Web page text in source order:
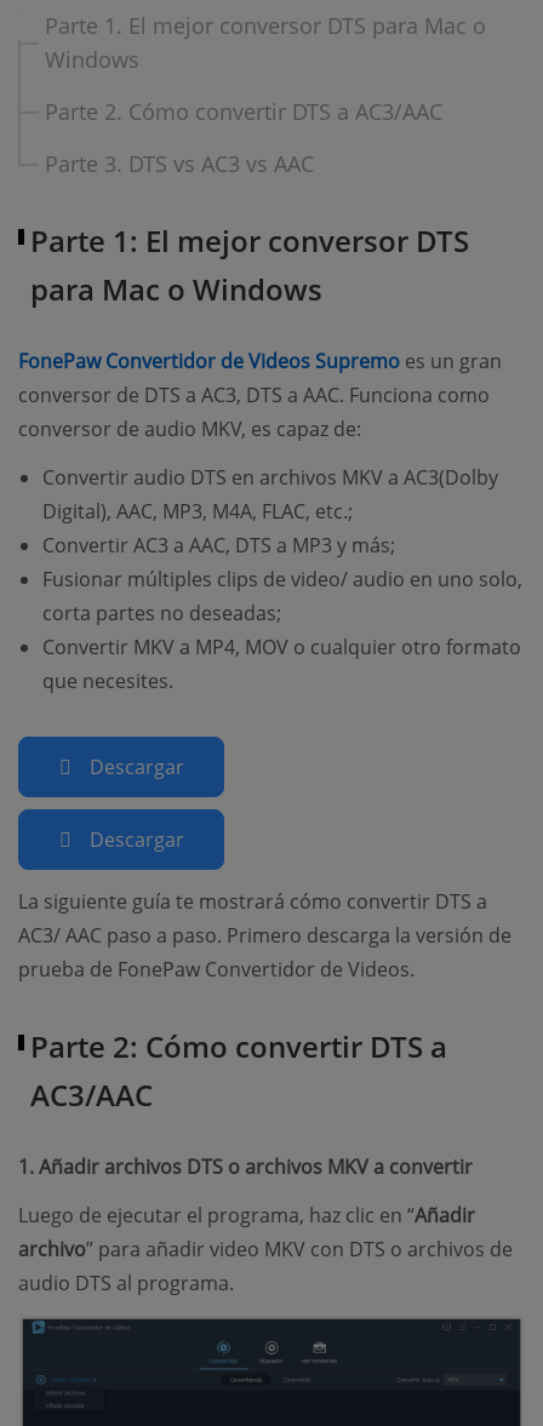
Parte 1. El mejor conversor DTS para Mac o
Windows
Parte 2. Cómo convertir DTS a AC3/AAC
Parte 3. DTS vs AC3 vs AAC
Parte 1: El mejor conversor DTS
para Mac o Windows
FonePaw Convertidor de Videos Supremo (opens new
es un gran
conversor de DTS a AC3, DTS a AAC. Funciona como
conversor de audio MKV, es capaz de:
Convertir audio DTS en archivos MKV a AC3(Dolby
Digital), AAC, MP3, M4A, FLAC, etc.;
Convertir AC3 a AAC, DTS a MP3 y más;
Fusionar múltiples clips de video/ audio en uno solo,
corta partes no deseadas;
Convertir MKV a MP4, MOV o cualquier otro formato
que necesites.
Descargar
Descargar
La siguiente guía te mostrará cómo convertir DTS a
AC3/ AAC paso a paso. Primero descarga la versión de
prueba de FonePaw Convertidor de Videos.
Parte 2: Cómo convertir DTS a
AC3/AAC
1. Añadir archivos DTS o archivos MKV a convertir
Luego de ejecutar el programa, haz clic en “Añadir
archivo” para añadir video MKV con DTS o archivos de
audio DTS al programa.